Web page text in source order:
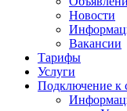
Новости
Вакансии
Тарифы
Услуги
Подключение к